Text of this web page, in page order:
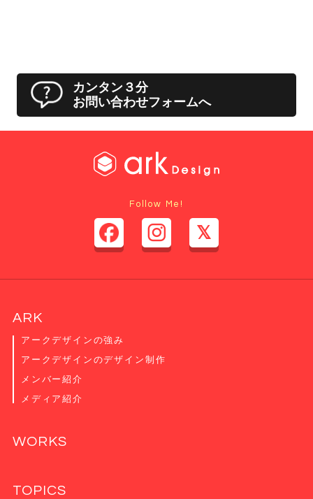
カンタン３分
お問い合わせフォームへ
Follow Me!
ARK
アークデザインの強み
アークデザインのデザイン制作
メンバー紹介
メディア紹介
WORKS
TOPICS